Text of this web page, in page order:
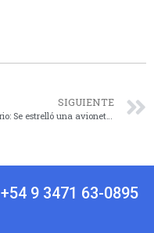
SIGUIENTE
Rosario: Se estrelló una avioneta en una empresa de oxígeno y murió el piloto
+54 9 3471 63-0895